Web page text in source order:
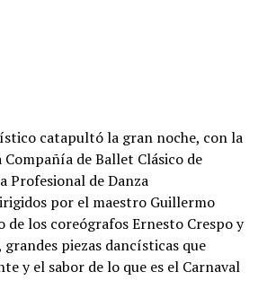
catapultó la gran noche, con la
de Ballet Clásico de
Profesional de Danza
por el maestro Guillermo
de los coreógrafos Ernesto Crespo y
piezas dancísticas que
y el sabor de lo que es el Carnaval